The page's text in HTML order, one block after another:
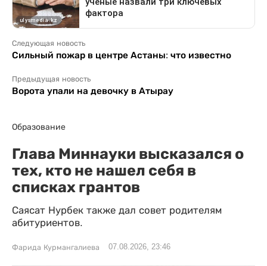
Следующая новость
Сильный пожар в центре Астаны: что известно
Предыдущая новость
Ворота упали на девочку в Атырау
Образование
Глава Миннауки высказался о
тех, кто не нашел себя в
списках грантов
Саясат Нурбек также дал совет родителям
абитуриентов.
Фарида Курмангалиева 07.08.2026, 23:46